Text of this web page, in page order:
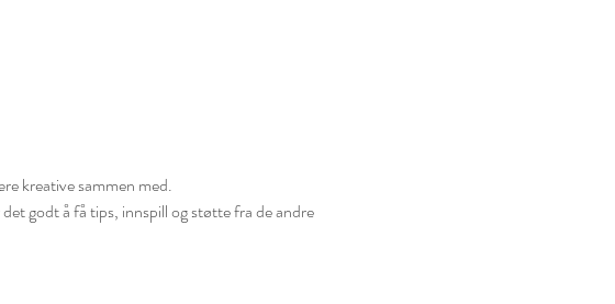
kreative sammen med.
godt å få tips, innspill og støtte fra de andre